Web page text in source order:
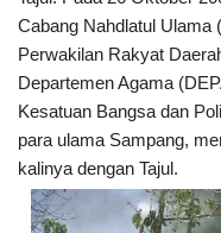
Cabang Nahdlatul Ulama
Perwakilan Rakyat
Departemen Agama
Kesatuan Bangsa dan
para ulama Sampang,
kalinya dengan Tajul.